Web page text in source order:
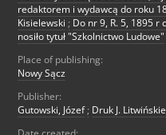
redaktorem i wydawcą do roku
Kisielewski ; Do nr 9, R. 5, 1895 r
nosiło tytuł "Szkolnictwo Ludowe"
Place of publishing:
Nowy Sącz
Publisher:
Gutowski, Józef ; Druk J.